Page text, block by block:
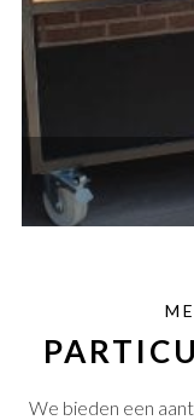
We bieden een